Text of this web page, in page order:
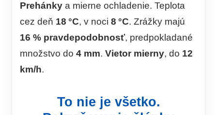
Prehánky a mierne ochladenie. Teplota
cez deň 18 °C, v noci 8 °C. Zrážky majú
16 % pravdepodobnosť, predpokladané
množstvo do 4 mm. Vietor mierny, do 12
km/h.
To nie je všetko.